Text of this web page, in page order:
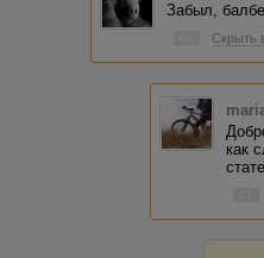
Забыл,
Скрыть
как